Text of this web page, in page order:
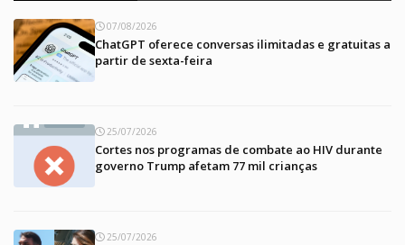
07/08/2026
ChatGPT oferece conversas ilimitadas e gratuitas a
partir de sexta-feira
25/07/2026
Cortes nos programas de combate ao HIV durante
governo Trump afetam 77 mil crianças
25/07/2026